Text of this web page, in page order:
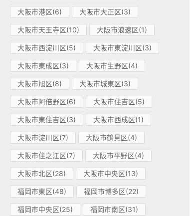
大阪市港区(6) 大阪市大正区(3)
大阪市天王寺区(10) 大阪市浪速区(1)
大阪市西淀川区(5) 大阪市東淀川区(3)
大阪市東成区(3) 大阪市生野区(4)
大阪市旭区(8) 大阪市城東区(3)
大阪市阿倍野区(6) 大阪市住吉区(5)
大阪市東住吉区(3) 大阪市西成区(1)
大阪市淀川区(7) 大阪市鶴見区(4)
大阪市住之江区(7) 大阪市平野区(4)
大阪市北区(28) 大阪市中央区(13)
福岡市東区(48) 福岡市博多区(22)
福岡市中央区(25) 福岡市南区(31)